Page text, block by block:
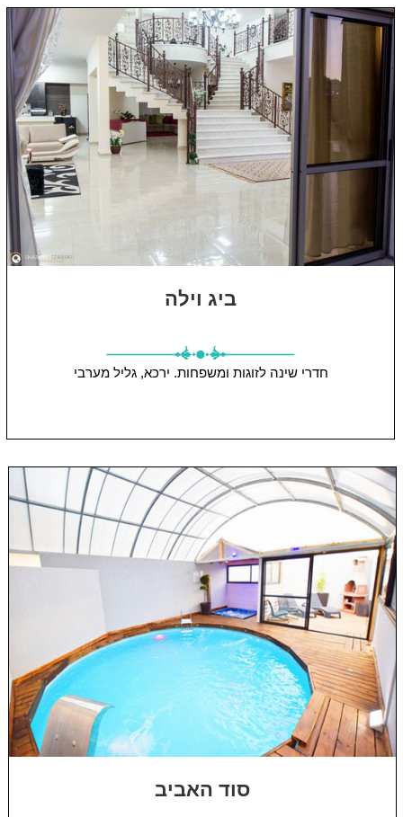
ביג וילה
חדרי שינה לזוגות ומשפחות. ירכא, גליל מערבי
סוד האביב